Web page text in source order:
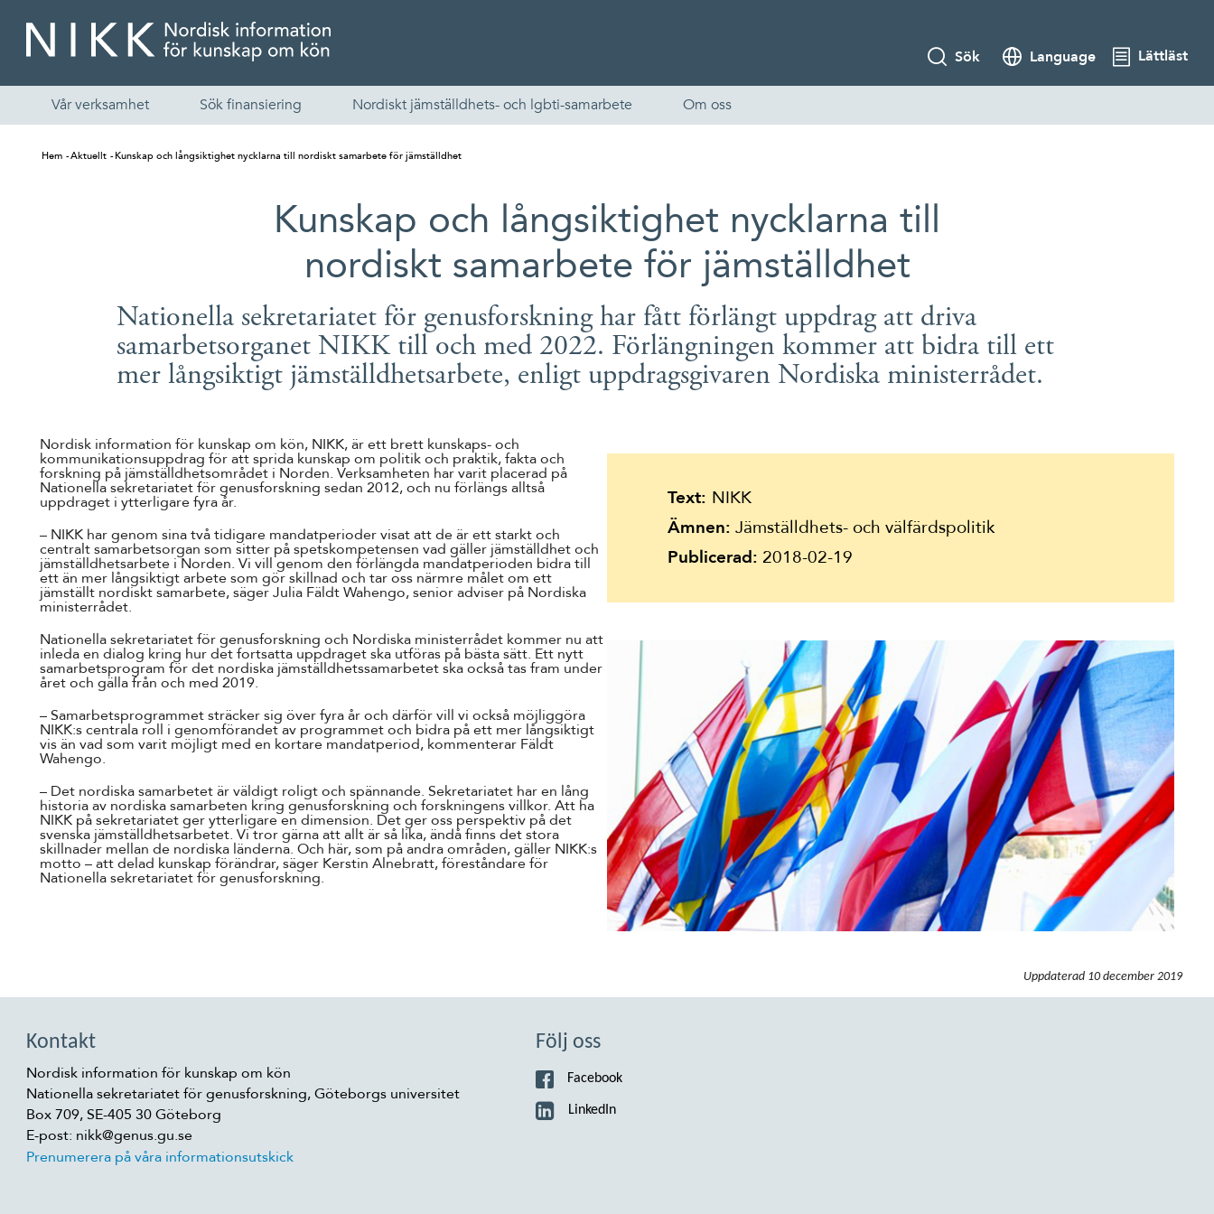
English
Skandinaviska
Íslenska
Sök Language Lättläst
Vår verksamhet Sök finansiering Nordiskt jämställdhets- och lgbti-samarbete Om oss
Hem Aktuellt Kunskap och långsiktighet nycklarna till nordiskt samarbete för jämställdhet
Kunskap och långsiktighet nycklarna till
nordiskt samarbete för jämställdhet
Nationella sekretariatet för genusforskning har fått förlängt uppdrag att driva
samarbetsorganet NIKK till och med 2022. Förlängningen kommer att bidra till ett
mer långsiktigt jämställdhetsarbete, enligt uppdragsgivaren Nordiska ministerrådet.
Nordisk information för kunskap om kön, NIKK, är ett brett kunskaps- och
kommunikationsuppdrag för att sprida kunskap om politik och praktik, fakta och
forskning på jämställdhetsområdet i Norden. Verksamheten har varit placerad på
Nationella sekretariatet för genusforskning sedan 2012, och nu förlängs alltså
uppdraget i ytterligare fyra år.
– NIKK har genom sina två tidigare mandatperioder visat att de är ett starkt och
centralt samarbetsorgan som sitter på spetskompetensen vad gäller jämställdhet och
jämställdhetsarbete i Norden. Vi vill genom den förlängda mandatperioden bidra till
ett än mer långsiktigt arbete som gör skillnad och tar oss närmre målet om ett
jämställt nordiskt samarbete, säger Julia Fäldt Wahengo, senior adviser på Nordiska
ministerrådet.
Nationella sekretariatet för genusforskning och Nordiska ministerrådet kommer nu att
inleda en dialog kring hur det fortsatta uppdraget ska utföras på bästa sätt. Ett nytt
samarbetsprogram för det nordiska jämställdhetssamarbetet ska också tas fram under
året och gälla från och med 2019.
– Samarbetsprogrammet sträcker sig över fyra år och därför vill vi också möjliggöra
NIKK:s centrala roll i genomförandet av programmet och bidra på ett mer långsiktigt
vis än vad som varit möjligt med en kortare mandatperiod, kommenterar Fäldt
Wahengo.
– Det nordiska samarbetet är väldigt roligt och spännande. Sekretariatet har en lång
historia av nordiska samarbeten kring genusforskning och forskningens villkor. Att ha
NIKK på sekretariatet ger ytterligare en dimension. Det ger oss perspektiv på det
svenska jämställdhetsarbetet. Vi tror gärna att allt är så lika, ändå finns det stora
skillnader mellan de nordiska länderna. Och här, som på andra områden, gäller NIKK:s
motto – att delad kunskap förändrar, säger Kerstin Alnebratt, föreståndare för
Nationella sekretariatet för genusforskning.
Text: NIKK
Ämnen: Jämställdhets- och välfärdspolitik
Publicerad: 2018-02-19
Uppdaterad 10 december 2019
Kontakt
Nordisk information för kunskap om kön
Nationella sekretariatet för genusforskning, Göteborgs universitet
Box 709, SE-405 30 Göteborg
E-post: nikk@genus.gu.se
Prenumerera på våra informationsutskick
Följ oss
Facebook
LinkedIn